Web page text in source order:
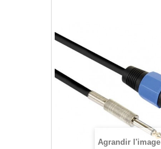
Agrandir l'image